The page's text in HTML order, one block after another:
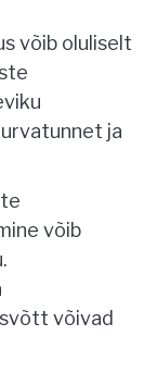
võib oluliselt
ja
võib
võivad